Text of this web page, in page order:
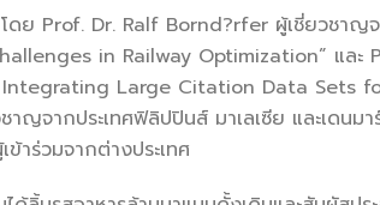
ดย Prof. Dr. Ralf Bornd?rfer ผู้เชี่ยวชา
in Railway Optimization” และ
Large Citation Data Sets
จากประเทศฟิลิปปินส์ มาเลเซีย และเดนม
าร่วมจากต่างประเทศ